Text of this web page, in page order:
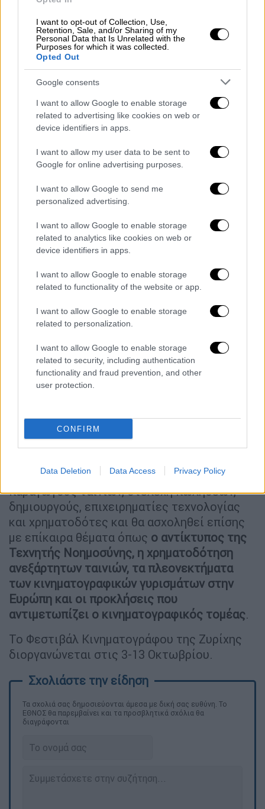
I want to opt-out of Collection, Use,
Retention, Sale, and/or Sharing of my
Personal Data that Is Unrelated with the
Purposes for which it was collected.
Opted Out
Google consents
I want to allow Google to enable storage
related to advertising like cookies on web or
device identifiers in apps.
I want to allow my user data to be sent to
Google for online advertising purposes.
I want to allow Google to send me
personalized advertising.
I want to allow Google to enable storage
related to analytics like cookies on web or
device identifiers in apps.
I want to allow Google to enable storage
related to functionality of the website or app.
I want to allow Google to enable storage
related to personalization.
I want to allow Google to enable storage
related to security, including authentication
functionality and fraud prevention, and other
user protection.
CONFIRM
Data Deletion Data Access Privacy Policy
σημαντικούς και πολυτάλαντους ηθοποιούς
της γενιάς του. Έχει επιτύχει λαμπρές
ερμηνείες σε κλασικές ταινίες της ιστορίας
του κινηματογράφου, φέρνοντας απαράμιλλο
βάθος και ένταση σε κάθε ρόλο του με τη
χαρισματική του παρουσία, επισήμαναν οι
διοργανωτές του Φεστιβάλ.
Σπουδαίες προσωπικότητες της
υποκριτικής θα δώσουν το παρόν
Το 20οΦεστιβάλ Κινηματογράφου
της
Ζυρίχης θα φιλοξενήσει διάσημους
ηθοποιούς, την Κέιτ Γουίνσλετ, τον Ρίτσαρντ
Γκιρ και την Πάμελα Άντερσον. Για το
κινηματογραφικό του έργο, το Φεστιβάλ θα
Μπέργκερ με το βραβείο «A Tribute to…».
Οι διοργανωτές φέτος κατάργησαν το
εστιασμένο στον γερμανόφωνο
περιόρισαν τη σύνθεση σε 107 ταινίες, 41
λιγότερες από πέρυσι, με τις 35 να κάνουν
παγκόσμια ή ευρωπαϊκή πρεμιέρα.
κύρια διαγωνιστικά τμήματα, για ταινίες
μεγάλου μήκους και ντοκιμαντέρ.
συγκεντρώνει κορυφαίους διεθνείς
παραγωγούς ταινιών, στελέχη πωλήσεων,
δημιουργούς, επιχειρηματίες τεχνολογίας
και χρηματοδότες και θα ασχοληθεί επίσης
με επίκαιρα θέματα όπως ο αντίκτυπος της
Τεχνητής Νοημοσύνης, η χρηματοδότηση
ανεξάρτητων ταινιών, τα πλεονεκτήματα
των κινηματογραφικών γυρισμάτων στην
Ευρώπη και οι προκλήσεις που
αντιμετωπίζει ο κινηματογραφικός τομέας.
Το Φεστιβάλ Κινηματογράφου της Ζυρίχης
διοργανώνεται στις 3-13 Οκτωβρίου.
Τα σχολιά σας δημοσιεύονται άμεσα με δική σας ευθύνη. Το
ΕΘΝΟΣ θα παρεμβαίνει και τα προσβλητικά σχόλια θα
διαγράφονται